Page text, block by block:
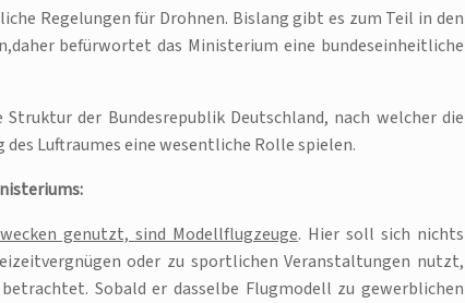
Regelungen für Drohnen. Bislang gibt es zum Teil in den
befürwortet das Ministerium eine bundeseinheitliche
der Bundesrepublik Deutschland, nach welcher die
Luftraumes eine wesentliche Rolle spielen.
genutzt, sind Modellflugzeuge. Hier soll sich nichts
oder zu sportlichen Veranstaltungen nutzt,
Sobald er dasselbe Flugmodell zu gewerblichen